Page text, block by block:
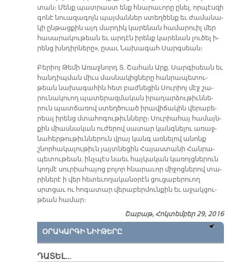
տան։ Մենք պատ­րաստ ենք հնա­րա­ւո­րը ը­նել, որ­պէս­զի
գո­նէ նուա­զա­գոյն պայ­ման­ներ ստեղ­ծենք եւ ժա­մա­նա­
կի ըն­թաց­քին այդ մար­դիկ կա­րե­նան հա­մա­րուիլ մեր
հա­սա­րա­կու­թեան եւ ար­դէն ի­րենք կա­րե­նան լու­ծել ի­
րենց խնդիր­նե­րը», ը­սաւ Նա­խա­գահ Սարգ­սեան։
Բե­րիոյ Թե­մի Ա­ռաջ­նորդ Տ. Շա­հան Արք. Սարգ­ի­սեան եւ
հան­դիպ­ման միւս մաս­նա­կից­նե­րը հան­րա­պե­տու­
թեան նա­խա­գա­հին հետ բաժ­նե­ցին Սու­րիոյ մէջ շա­
րու­նա­կուող պա­տե­րազ­մա­կան ի­րա­դար­ձու­թիւն­նե­
րուն պատ­ճա­ռով ստեղ­ծուած ի­րա­վի­ճա­կին վե­րա­բե­
րեալ ի­րենց մտա­հո­գու­թիւն­նե­րը։ Սու­րիա­հայ հա­մայն­
քին միաս­նա­կան ու­ժե­րով սա­տար կանգ­նե­լու ա­ռաջ­
նա­հեր­թու­թիւն­նե­րուն վրայ կանգ առ­նե­լով ա­նոնք
շնոր­հա­կա­լու­թիւն յայտ­նե­ցին Հա­յաս­տա­նի Հան­րա­
պե­տու­թեան, ինչ­պէս նաեւ հայ­կա­կան կա­ռոյց­նե­րուն
կող­մէ սու­րիա­հա­յոց բո­լոր հնա­րա­ւոր մի­ջոց­նե­րով տա­
րի­նե­րէ ի վեր հե­տե­ւո­ղա­կա­նօ­րէն ցու­ցա­բե­րուող
սրտցաւ ու հո­գա­տար վե­րա­բեր­մուն­քին եւ ա­ջակ­ցու­
թեան հա­մար։
Շաբաթ, Հոկտեմբեր 29, 2016
ՕՐԱԿԱՐԳԻ ՆԻՒԹԵՐԸ
ԴԱՏԵԼ…